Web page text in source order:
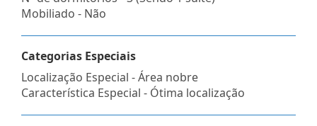
Mobiliado - Não
Categorias Especiais
Localização Especial - Área nobre
Característica Especial - Ótima localização